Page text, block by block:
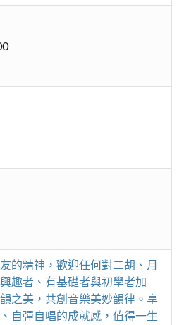
的精神，歡迎任何對二胡、月
趣者、有基礎者與初學者加
之美，共創音樂美妙韻律。享
自彈自唱的成就感，值得一生